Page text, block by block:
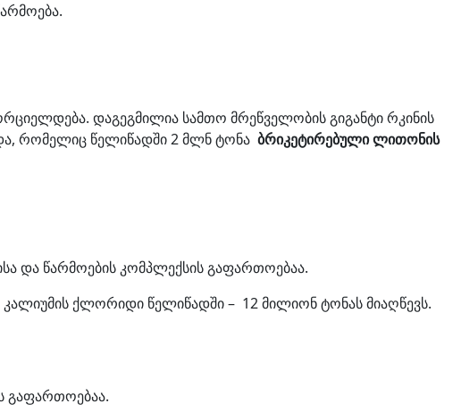
დაგეგმილია სამთო მრეწველობის გიგანტი რკინის
რომელიც წელიწადში 2 მლნ ტონა ბრიკეტირებული ლითონის
და წარმოების კომპლექსის გაფართოებაა.
კალიუმის ქლორიდი წელიწადში – 12 მილიონ ტონას მიაღწევს.
გაფართოებაა.